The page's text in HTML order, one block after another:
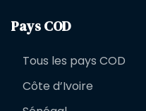
Pays COD
Tous les pays COD
Côte d’Ivoire